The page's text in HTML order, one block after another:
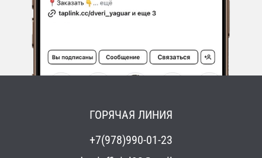
ГОРЯЧАЯ ЛИНИЯ
+7(978)990-01-23